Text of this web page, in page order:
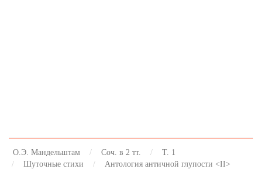
О.Э. Мандельштам Соч. в 2 тт.
Т. 1
Шуточные стихи
Антология античной глупости <II>